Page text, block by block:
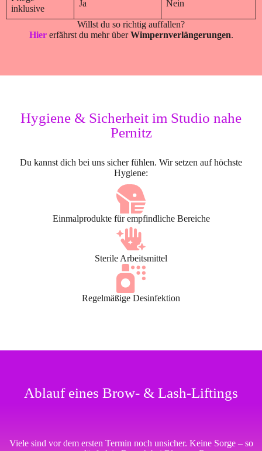
inklusive
Ja Nein
Willst du so richtig auffallen?
Hiererfährst du mehr überWimpernverlängerungen.
Hygiene & Sicherheit im Studio nahe
Pernitz
Du kannst dich bei uns sicher fühlen. Wir setzen auf höchste
Hygiene:
Einmalprodukte für empfindliche Bereiche
Sterile Arbeitsmittel
Regelmäßige Desinfektion
Ablauf eines Brow- & Lash-Liftings
Viele sind vor dem ersten Termin noch unsicher. Keine Sorge – so